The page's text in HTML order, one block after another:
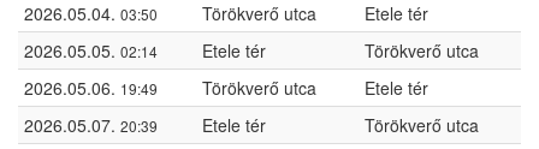
2026.05.04. 03:50 Törökverő utca
Etele tér
2026.05.05. 02:14 Etele tér
Törökverő utca
2026.05.06. 19:49 Törökverő utca
Etele tér
2026.05.07. 20:39 Etele tér
Törökverő utca